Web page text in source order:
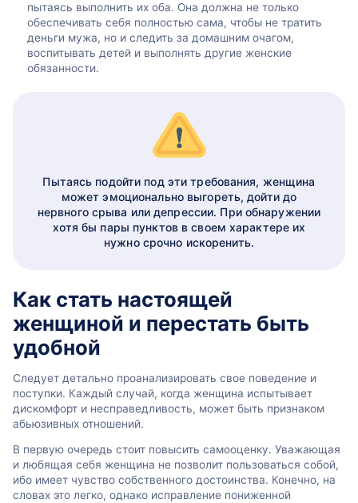
пытаясь выполнить их оба. Она должна не только
обеспечивать себя полностью сама, чтобы не тратить
деньги мужа, но и следить за домашним очагом,
воспитывать детей и выполнять другие женские
обязанности.
Пытаясь подойти под эти требования, женщина
может эмоционально выгореть, дойти до
нервного срыва или депрессии. При обнаружении
хотя бы пары пунктов в своем характере их
нужно срочно искоренить.
Как стать настоящей
женщиной и перестать быть
удобной
Следует детально проанализировать свое поведение и
поступки. Каждый случай, когда женщина испытывает
дискомфорт и несправедливость, может быть признаком
абьюзивных отношений.
В первую очередь стоит повысить самооценку. Уважающая
и любящая себя женщина не позволит пользоваться собой,
ибо имеет чувство собственного достоинства. Конечно, на
словах это легко, однако исправление пониженной